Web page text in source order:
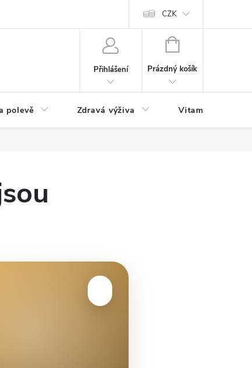
Formulář pro odstoupení od
CZK
Přihlášení
NÁKUPNÍ
Prázdný košík
polevě Zdravá výživa Vitamíny a